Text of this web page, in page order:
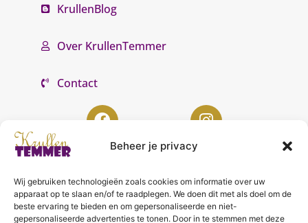
Beheer je privacy
Wij gebruiken technologieën zoals cookies om informatie over uw
apparaat op te slaan en/of te raadplegen. We doen dit met als doel om de
beste ervaring te bieden en om gepersonaliseerde en niet-
gepersonaliseerde advertenties te tonen. Door in te stemmen met deze
KrullenBlog
Over KrullenTemmer
Contact
KrullenTemmer Lelystad
Punter 10 02